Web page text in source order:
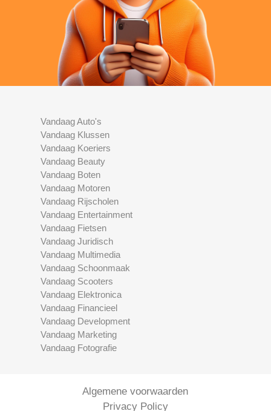
Vandaag Auto's
Vandaag Klussen
Vandaag Koeriers
Vandaag Beauty
Vandaag Boten
Vandaag Motoren
Vandaag Rijscholen
Vandaag Entertainment
Vandaag Fietsen
Vandaag Juridisch
Vandaag Multimedia
Vandaag Schoonmaak
Vandaag Scooters
Vandaag Elektronica
Vandaag Financieel
Vandaag Development
Vandaag Marketing
Vandaag Fotografie
Algemene voorwaarden
Privacy Policy